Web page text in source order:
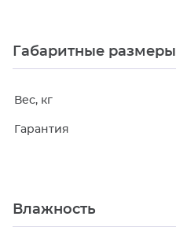
Габаритные размеры
Вес, кг
Гарантия
Влажность